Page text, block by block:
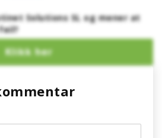
Solutions SL og mener at